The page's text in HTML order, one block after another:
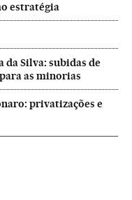
estratégia
Silva: subidas de
as minorias
privatizações e